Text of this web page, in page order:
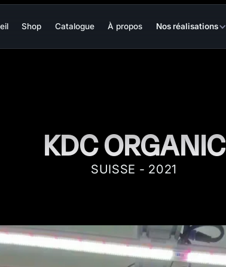
Shop Catalogue À propos Nos réalisations
KDC ORGANIC
SUISSE - 2021